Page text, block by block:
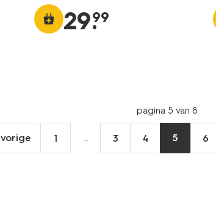
29.
99
pagina 5 van 8
ga
naar
vorige 1 ... 3 4 5 6